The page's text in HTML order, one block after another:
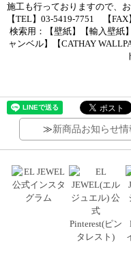
施工も行っておりますので、
【TEL】03-5419-7751 【FAX
検索用：【壁紙】【輸入壁紙
ャンベル】【CATHAY
≫新商品お知らせ